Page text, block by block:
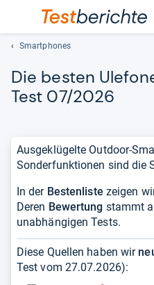
Smartphones
Die bes­ten
Test 07/2026
Ausgeklügelte Outdoor-
Sonderfunktionen sind die
In der Bestenliste zeigen
Deren Bewertung stammt
unabhängigen Tests.
Diese Quellen haben wir
Test vom 27.07.2026):